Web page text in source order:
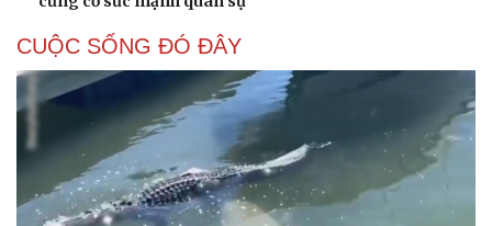
CUỘC SỐNG ĐÓ ĐÂY